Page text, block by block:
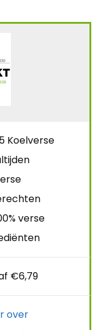
Koelverse
verse
€6,79
over